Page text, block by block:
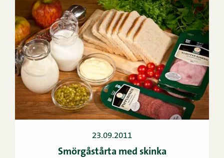
23.09.2011
Smörgåstårta med skinka